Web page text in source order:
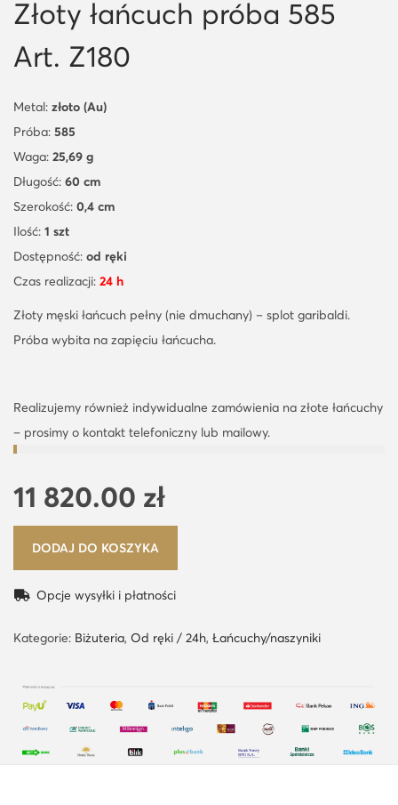
Złoty łańcuch próba 585
Art. Z180
Metal: złoto (Au)
Próba: 585
Waga: 25,69 g
Długość: 60 cm
Szerokość: 0,4 cm
Ilość: 1 szt
Dostępność: od ręki
Czas realizacji: 24 h
Złoty męski łańcuch pełny (nie dmuchany) – splot garibaldi.
Próba wybita na zapięciu łańcucha.
Realizujemy również indywidualne zamówienia na złote łańcuchy
– prosimy o kontakt telefoniczny lub mailowy.
11 820.00 zł
DODAJ DO KOSZYKA
Opcje wysyłki i płatności
Kategorie: Biżuteria, Od ręki / 24h, Łańcuchy/naszyniki